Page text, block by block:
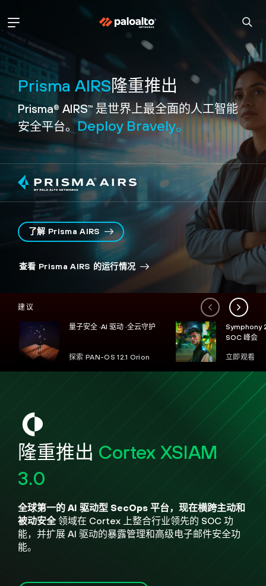
Prisma AIRS隆重推出
Prisma® AIRS™ 是世界上最全面的人工智能
安全平台。Deploy Bravely。
了解 Prisma AIRS
查看 Prisma AIRS 的运行情况
建议
量子安全 ·AI 驱动 ·全云守护
探索 PAN-OS 12.1 Orion
Symphony
SOC 峰会
立即观看
隆重推出 Cortex XSIAM
3.0
全球第一的 AI 驱动型 SecOps 平台，现在横跨主动和
被动安全领域在 Cortex 上整合行业领先的 SOC 功
能，并扩展 AI 驱动的暴露管理和高级电子邮件安全功
能。